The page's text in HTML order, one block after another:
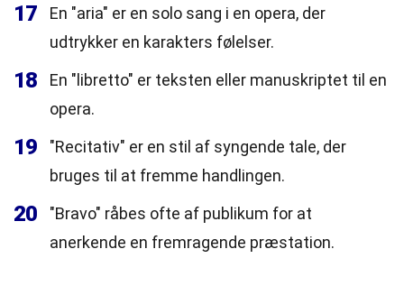
17
En "aria" er en solo sang i en opera, der
udtrykker en karakters følelser.
18
En "libretto" er teksten eller manuskriptet til en
opera.
19
"Recitativ" er en stil af syngende tale, der
bruges til at fremme handlingen.
20
"Bravo" råbes ofte af publikum for at
anerkende en fremragende præstation.